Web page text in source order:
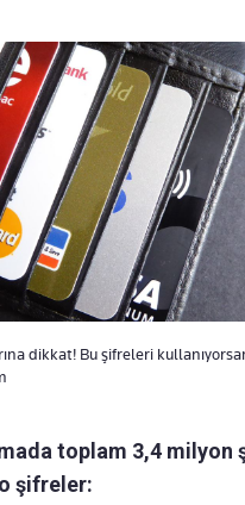
dikkat! Bu şifreleri
toplam 3,4 milyon
şifreler: